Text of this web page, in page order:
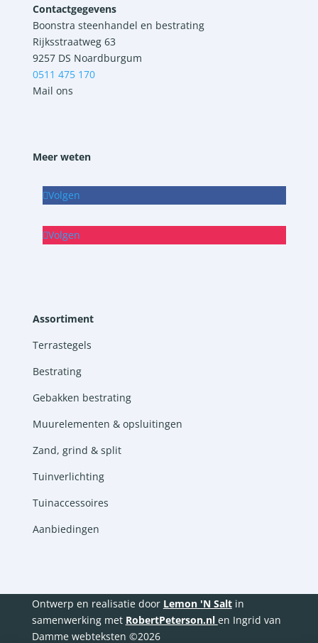
Contactgegevens
Boonstra steenhandel en bestrating
Rijksstraatweg 63
9257 DS Noardburgum
0511 475 170
Mail ons
Meer weten
Volgen
Volgen
Assortiment
Terrastegels
Bestrating
Gebakken bestrating
Muurelementen & opsluitingen
Zand, grind & split
Tuinverlichting
Tuinaccessoires
Aanbiedingen
Ontwerp en realisatie door Lemon 'N Saltin
samenwerking met RobertPeterson.nl en Ingrid van
Damme webteksten ©2026